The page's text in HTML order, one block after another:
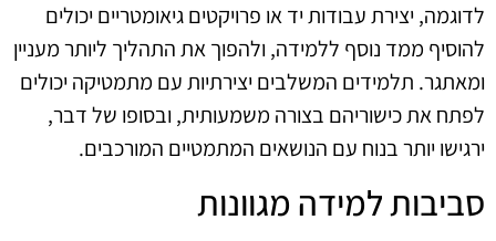
לדוגמה, יצירת עבודות יד או פרויקטים גיאומטריים יכולים
להוסיף ממד נוסף ללמידה, ולהפוך את התהליך ליותר מעניין
ומאתגר. תלמידים המשלבים יצירתיות עם מתמטיקה יכולים
לפתח את כישוריהם בצורה משמעותית, ובסופו של דבר,
ירגישו יותר בנוח עם הנושאים המתמטיים המורכבים.
סביבות למידה מגוונות